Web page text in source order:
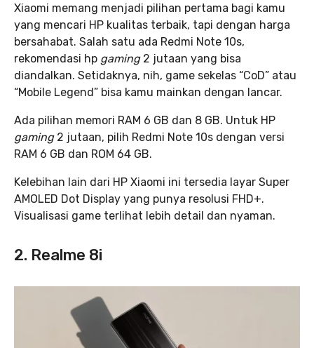
Xiaomi memang menjadi pilihan pertama bagi kamu
yang mencari HP kualitas terbaik, tapi dengan harga
bersahabat. Salah satu ada Redmi Note 10s,
rekomendasi hp gaming 2 jutaan yang bisa
diandalkan. Setidaknya, nih, game sekelas “CoD” atau
“Mobile Legend” bisa kamu mainkan dengan lancar.
Ada pilihan memori RAM 6 GB dan 8 GB. Untuk HP
gaming 2 jutaan, pilih Redmi Note 10s dengan versi
RAM 6 GB dan ROM 64 GB.
Kelebihan lain dari HP Xiaomi ini tersedia layar Super
AMOLED Dot Display yang punya resolusi FHD+.
Visualisasi game terlihat lebih detail dan nyaman.
2. Realme 8i